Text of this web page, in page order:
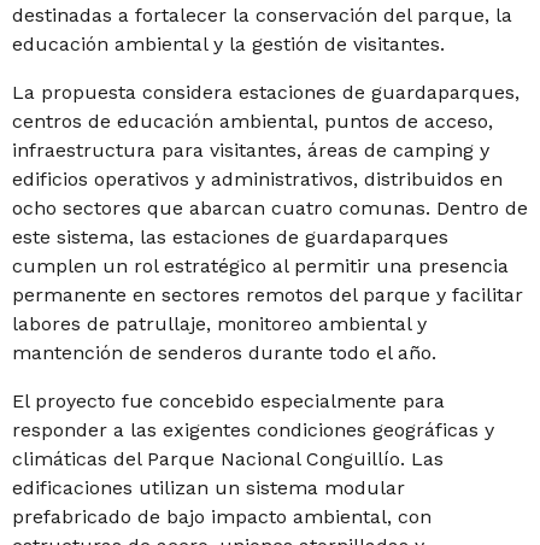
destinadas a fortalecer la conservación del parque, la
educación ambiental y la gestión de visitantes.
La propuesta considera estaciones de guardaparques,
centros de educación ambiental, puntos de acceso,
infraestructura para visitantes, áreas de camping y
edificios operativos y administrativos, distribuidos en
ocho sectores que abarcan cuatro comunas. Dentro de
este sistema, las estaciones de guardaparques
cumplen un rol estratégico al permitir una presencia
permanente en sectores remotos del parque y facilitar
labores de patrullaje, monitoreo ambiental y
mantención de senderos durante todo el año.
El proyecto fue concebido especialmente para
responder a las exigentes condiciones geográficas y
climáticas del Parque Nacional Conguillío. Las
edificaciones utilizan un sistema modular
prefabricado de bajo impacto ambiental, con